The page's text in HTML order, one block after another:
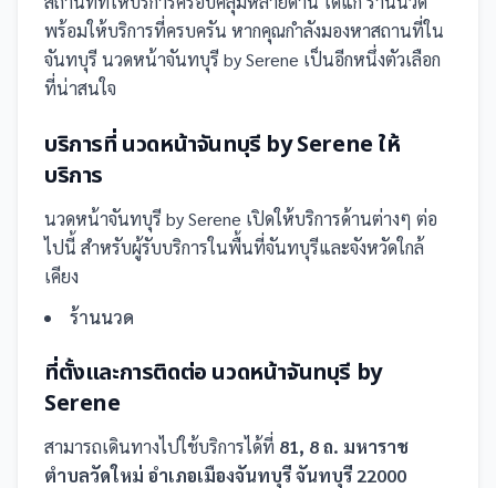
พร้อมให้บริการที่ครบครัน หากคุณกำลังมองหาสถานที่ใน
จันทบุรี นวดหน้าจันทบุรี by Serene เป็นอีกหนึ่งตัวเลือก
ที่น่าสนใจ
บริการที่ นวดหน้าจันทบุรี by Serene ให้
บริการ
นวดหน้าจันทบุรี by Serene เปิดให้บริการด้านต่างๆ ต่อ
ไปนี้ สำหรับผู้รับบริการในพื้นที่จันทบุรีและจังหวัดใกล้
เคียง
ร้านนวด
ที่ตั้งและการติดต่อ นวดหน้าจันทบุรี by
Serene
สามารถเดินทางไปใช้บริการได้ที่ 81, 8 ถ. มหาราช
ตำบลวัดใหม่ อำเภอเมืองจันทบุรี จันทบุรี 22000